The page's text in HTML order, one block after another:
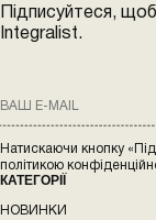
Підписуйтеся,
Integralist.
КАТЕГОРІЇ
НОВИНКИ